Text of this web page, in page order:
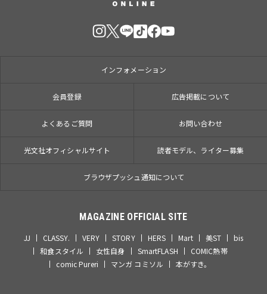
インフォメーション
会員登録 広告掲載について
よくあるご質問 お問い合わせ
光文社オフィシャルサイト 読者モデル、ライター募集
ブラウザプッシュ通知について
MAGAZINE OFFICIAL SITE
JJ CLASSY. VERY STORY HERS Mart 美ST
bis
和食スタイル
女性自身 SmartFLASH
COMIC熱帯
comic Pureri
マンガ コミソル 本がすき。